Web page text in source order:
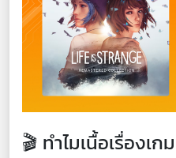
🎬 ทำไมเนื้อเรื่องเ